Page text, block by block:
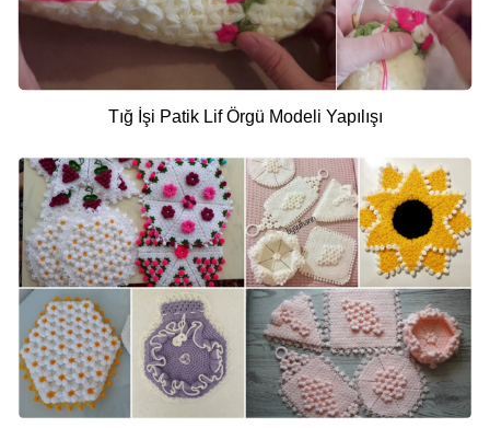
Tığ İşi Patik Lif Örgü Modeli Yapılışı